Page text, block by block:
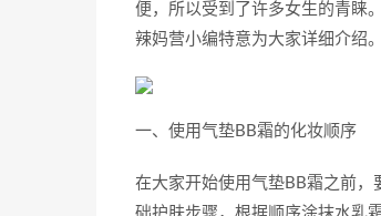
便，所以受到了许多女生的青睐
辣妈营小编特意为大家详细介绍
一、使用气垫BB霜的化妆顺序
在大家开始使用气垫BB霜之前